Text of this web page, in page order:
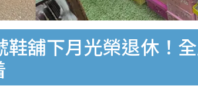
舖下月光榮退休！